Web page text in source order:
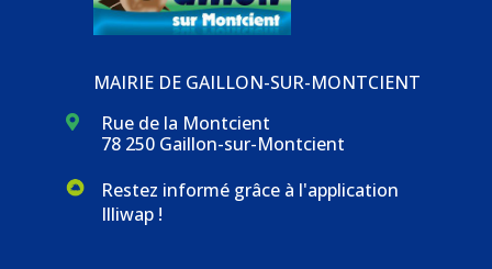
MAIRIE DE GAILLON-SUR-MONTCIENT

Rue de la Montcient
78 250 Gaillon-sur-Montcient
Restez informé grâce à l'application
Illiwap !